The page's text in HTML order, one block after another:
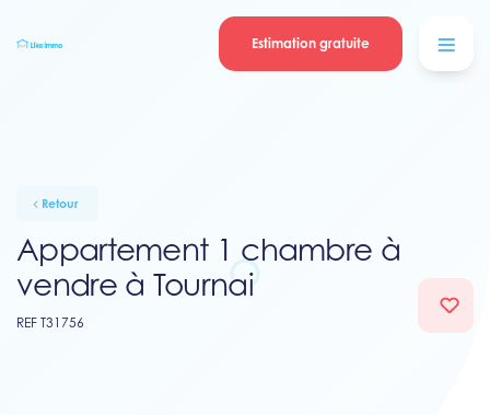
Estimation gratuite
Retour
Appartement 1 chambre à
vendre à Tournai
REF T31756